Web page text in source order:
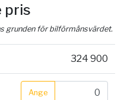
pris
grunden för bilförmånsvärdet.
324 900
Ange